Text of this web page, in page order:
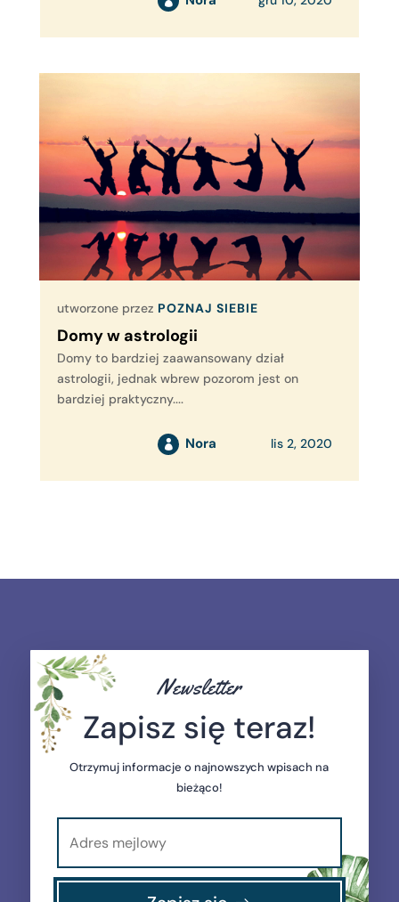
Domy w astrologii
utworzone przez
Nora lis 2, 2020
POZNAJ SIEBIE
Domy to bardziej zaawansowany dział
astrologii, jednak wbrew pozorom jest on
bardziej praktyczny....
Newsletter
Zapisz się teraz!
Otrzymuj informacje o najnowszych wpisach na
bieżąco!